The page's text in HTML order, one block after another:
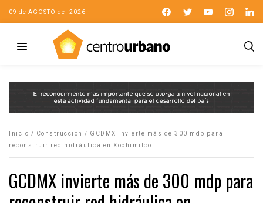
09 de AGOSTO del 2026
Inicio / Construcción / GCDMX invierte más de 300 mdp para
reconstruir red hidráulica en Xochimilco
GCDMX invierte más de 300 mdp para